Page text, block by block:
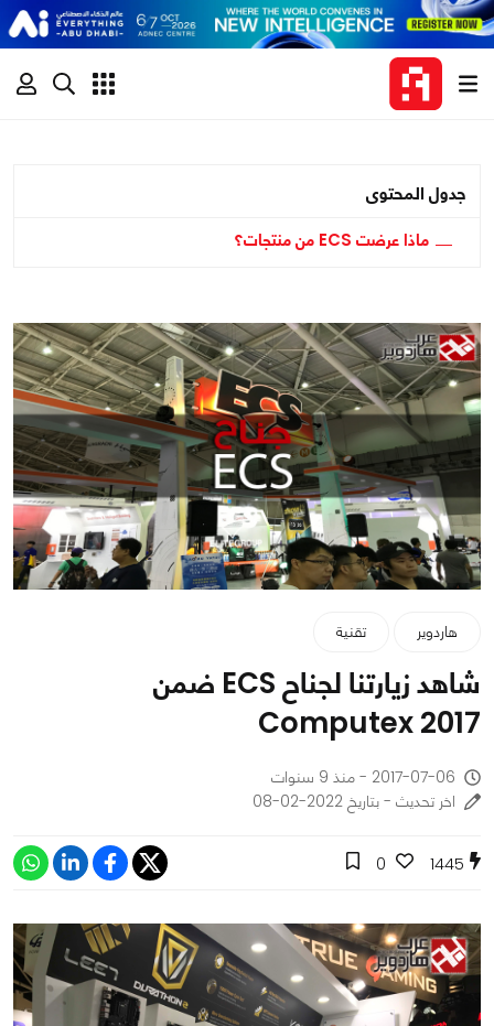
جدول المحتوى
ماذا عرضت ECS من منتجات؟
هاردوير تقنية
شاهد زيارتنا لجناح ECS ضمن
Computex 2017
2017-07-06 - منذ 9 سنوات
اخر تحديث - بتاريخ 2022-02-08
1445
0